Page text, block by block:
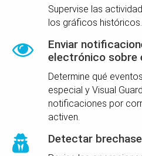
Supervise las
los gráficos históricos.
Enviar
electrónico sobre
Determine qué
especial y Visual
notificaciones por
activen.
Detectar